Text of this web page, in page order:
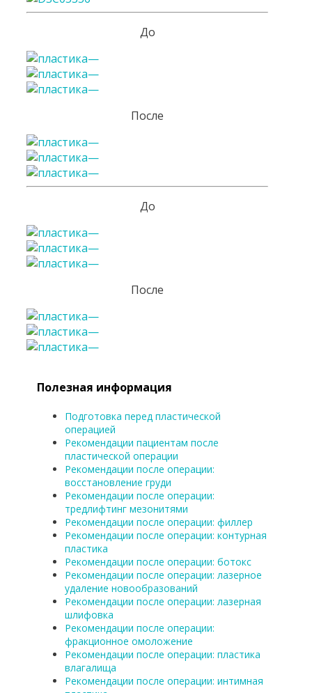
До
После
До
После
Полезная информация
Подготовка перед пластической
операцией
Рекомендации пациентам после
пластической операции
Рекомендации после операции:
восстановление груди
Рекомендации после операции:
тредлифтинг мезонитями
Рекомендации после операции: филлер
Рекомендации после операции: контурная
пластика
Рекомендации после операции: ботокс
Рекомендации после операции: лазерное
удаление новообразований
Рекомендации после операции: лазерная
шлифовка
Рекомендации после операции:
фракционное омоложение
Рекомендации после операции: пластика
влагалища
Рекомендации после операции: интимная